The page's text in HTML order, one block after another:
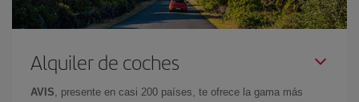
Alquiler de coches
AVIS , presente en casi 200 países, te ofrece la gama más